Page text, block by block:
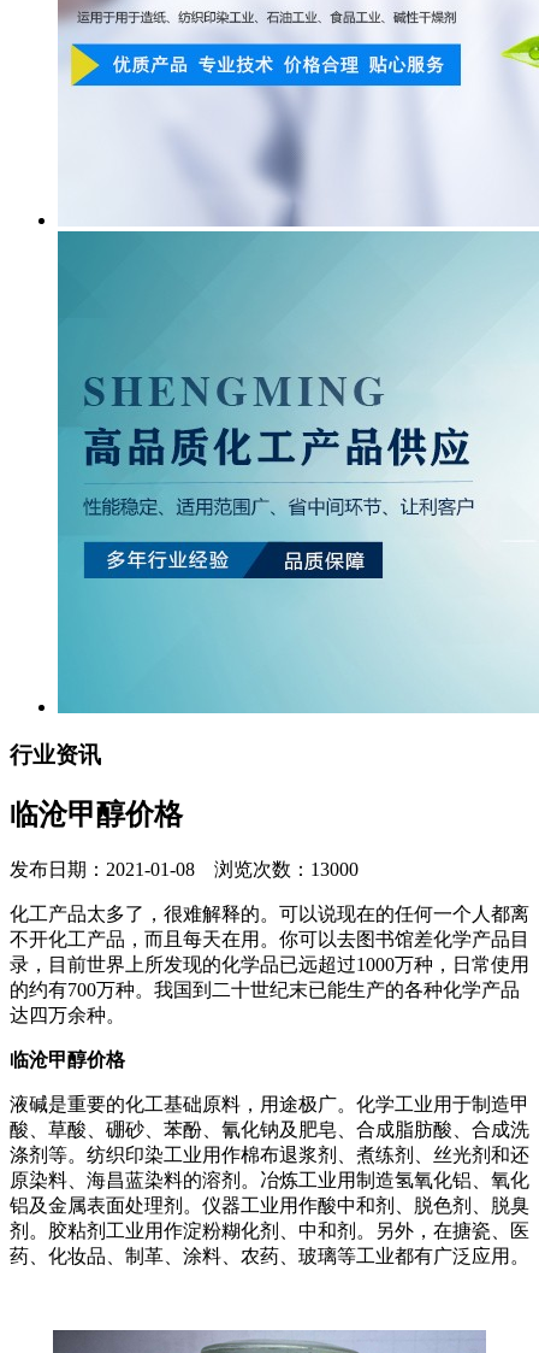
行业资讯
临沧甲醇价格
发布日期：2021-01-08 浏览次数：13000
化工产品太多了，很难解释的。可以说现在的任何一个人都离
不开化工产品，而且每天在用。你可以去图书馆差化学产品目
录，目前世界上所发现的化学品已远超过1000万种，日常使用
的约有700万种。我国到二十世纪末已能生产的各种化学产品
达四万余种。
临沧甲醇价格
液碱是重要的化工基础原料，用途极广。化学工业用于制造甲
酸、草酸、硼砂、苯酚、氰化钠及肥皂、合成脂肪酸、合成洗
涤剂等。纺织印染工业用作棉布退浆剂、煮练剂、丝光剂和还
原染料、海昌蓝染料的溶剂。冶炼工业用制造氢氧化铝、氧化
铝及金属表面处理剂。仪器工业用作酸中和剂、脱色剂、脱臭
剂。胶粘剂工业用作淀粉糊化剂、中和剂。另外，在搪瓷、医
药、化妆品、制革、涂料、农药、玻璃等工业都有广泛应用。